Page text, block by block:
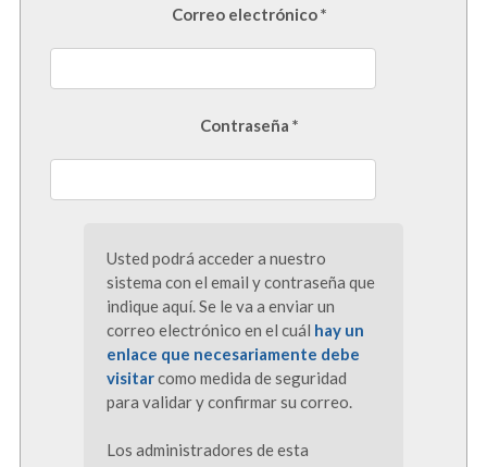
Correo electrónico *
Contraseña *
Usted podrá acceder a nuestro
sistema con el email y contraseña que
indique aquí. Se le va a enviar un
correo electrónico en el cuál hay un
enlace que necesariamente debe
visitarcomo medida de seguridad
para validar y confirmar su correo.
Los administradores de esta